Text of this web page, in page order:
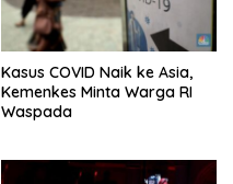
Kasus COVID Naik ke Asia,
Kemenkes Minta Warga RI
Waspada